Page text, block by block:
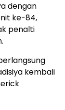
dengan
ke-84,
penalti
kembali